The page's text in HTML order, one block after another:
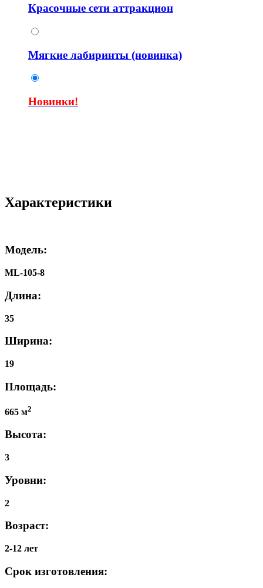
Красочные сети аттракцион
Мягкие лабиринты (новинка)
Новинки!
Характеристики
Модель:
ML-105-8
Длина:
35
Ширина:
19
Площадь:
665 м2
Высота:
3
Уровни:
2
Возраст:
2-12 лет
Срок изготовления: